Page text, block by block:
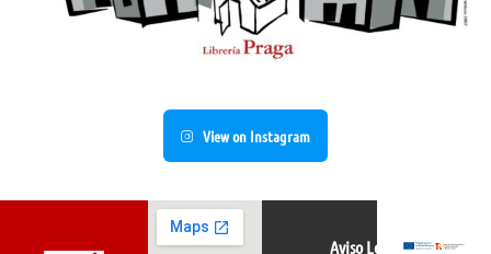
View on Instagram
Aviso Legal